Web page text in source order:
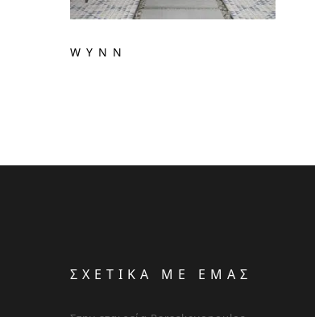
WYNN
ΣΧΕΤΙΚΑ ΜΕ ΕΜΑΣ